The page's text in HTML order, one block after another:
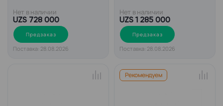
Нет в наличии
UZS 728 000
Предзаказ
Поставка: 28.08.2026
Нет в наличии
UZS 1 285 000
Предзаказ
Поставка: 28.08.2026
Рекомендуем